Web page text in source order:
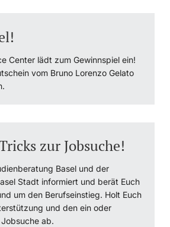
Center lädt zum Gewinnspiel ein!
vom Bruno Lorenzo Gelato
zur Jobsuche!
Basel und der
Stadt informiert und berät Euch
um den Berufseinstieg. Holt Euch
und den ein oder
ab.